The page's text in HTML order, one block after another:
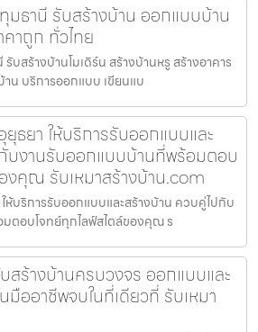
มธานี รับสร้างบ้าน ออกแบบบ้าน
คาถูก ทั่วไทย
บสร้างบ้านโมเดิร์น สร้างบ้านหรู สร้างอาคาร
น บริการออกแบบ เขียนแบ
ธยา ให้บริการรับออกแบบและ
บงานรับออกแบบบ้านที่พร้อมตอบ
งคุณ รับเหมาสร้างบ้าน.com
ห้บริการรับออกแบบและสร้างบ้าน ควบคู่ไปกับ
ตอบโจทย์ทุกไลฟ์สไตล์ของคุณ ร
สร้างบ้านครบวงจร ออกแบบและ
มืออาชีพจบในที่เดียวที่ รับเหมา